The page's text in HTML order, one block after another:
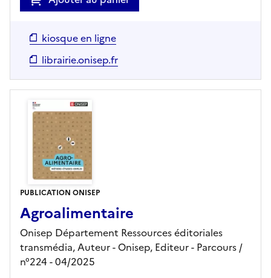
kiosque en ligne
librairie.onisep.fr
PUBLICATION ONISEP
Agroalimentaire
Onisep Département Ressources éditoriales
transmédia, Auteur - Onisep, Editeur- Parcours /
n°224 - 04/2025